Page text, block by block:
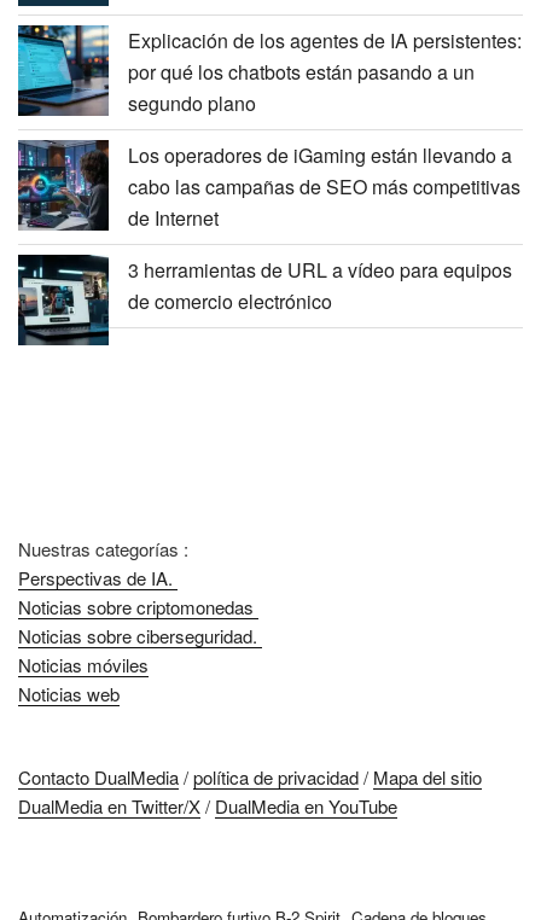
Explicación de los agentes de IA persistentes:
por qué los chatbots están pasando a un
segundo plano
Los operadores de iGaming están llevando a
cabo las campañas de SEO más competitivas
de Internet
3 herramientas de URL a vídeo para equipos
de comercio electrónico
Nuestras categorías :
Perspectivas de IA.
Noticias sobre criptomonedas
Noticias sobre ciberseguridad.
Noticias móviles
Noticias web
Contacto DualMedia/política de privacidad/ Mapa del sitio
DualMedia en Twitter/X/ DualMedia en YouTube